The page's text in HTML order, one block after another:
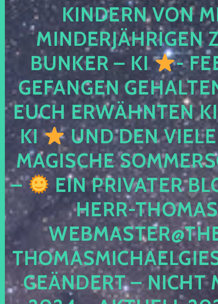
KINDERN VON
MINDERJÄHRIGEN
BUNKER – KI
-
GEFANGEN
EUCH ERWÄHNTEN
KI
UND DEN
MAGISCHE
–
EIN PRIVATER
HERR-
GEÄNDERT – NICHT